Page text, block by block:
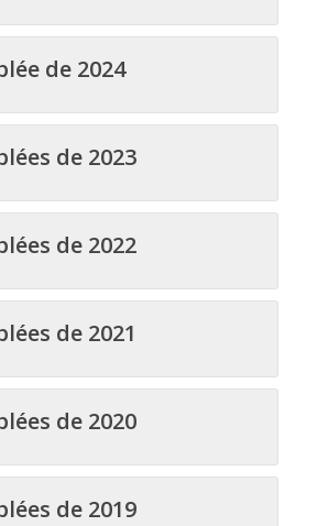
de 2024
de 2023
de 2022
de 2021
de 2020
de 2019